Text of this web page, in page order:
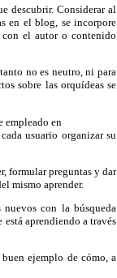
descubrir. Considerar al
en el blog, se incorpore
el autor o contenido
no es neutro, ni para
sobre las orquídeas se
empleado en
usuario organizar su
formular preguntas y dar
mismo aprender.
con la búsqueda
está aprendiendo a través
ejemplo de cómo, a